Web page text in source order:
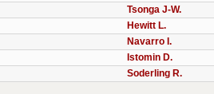
Tsonga J-W.
Hewitt L.
Navarro I.
Istomin D.
Soderling R.